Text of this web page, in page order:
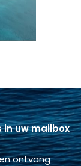
uw mailbox
ontvang